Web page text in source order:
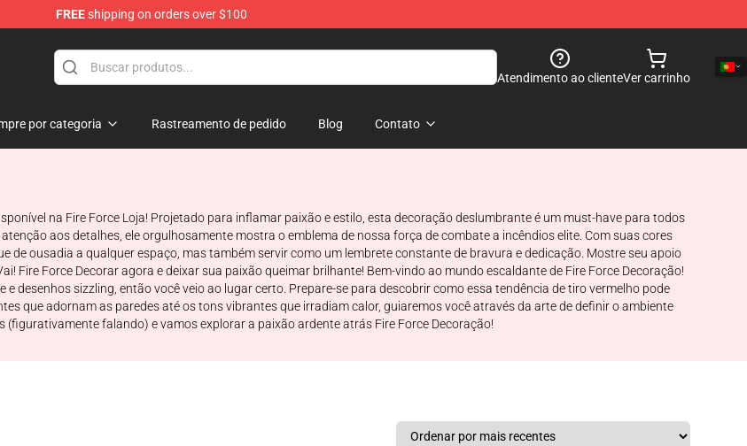
FREEshipping on orders over $100
Atendimento ao clienteVer carrinho
por categoria Rastreamento de pedido Blog Contato
na Fire Force Loja! Projetado para inflamar paixão e estilo, esta decoração deslumbrante é um must-have para todos
aos detalhes, ele orgulhosamente mostra o emblema de nossa força de combate a incêndios elite. Com suas cores
de ousadia a qualquer espaço, mas também servir como um lembrete constante de bravura e dedicação. Mostre seu apoio
Fire Force Decorar agora e deixar sua paixão queimar brilhante! Bem-vindo ao mundo escaldante de Fire Force Decoração!
desenhos sizzling, então você veio ao lugar certo. Prepare-se para descobrir como essa tendência de tiro vermelho pode
que adornam as paredes até os tons vibrantes que irradiam calor, guiaremos você através da arte de definir o ambiente
falando) e vamos explorar a paixão ardente atrás Fire Force Decoração!